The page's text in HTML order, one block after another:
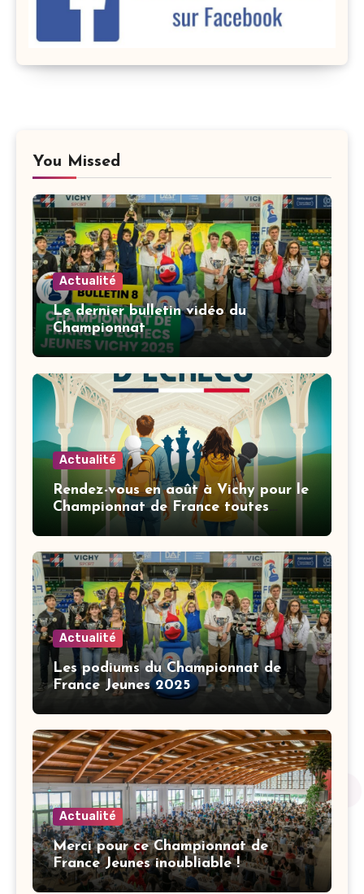
You Missed
Actualité
Le dernier bulletin vidéo du
Championnat
Actualité
Rendez-vous en août à Vichy pour le
Championnat de France toutes
Actualité
Les podiums du Championnat de
France Jeunes 2025
Actualité
Merci pour ce Championnat de
France Jeunes inoubliable !